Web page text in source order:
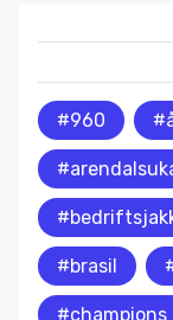
#960
#brasil